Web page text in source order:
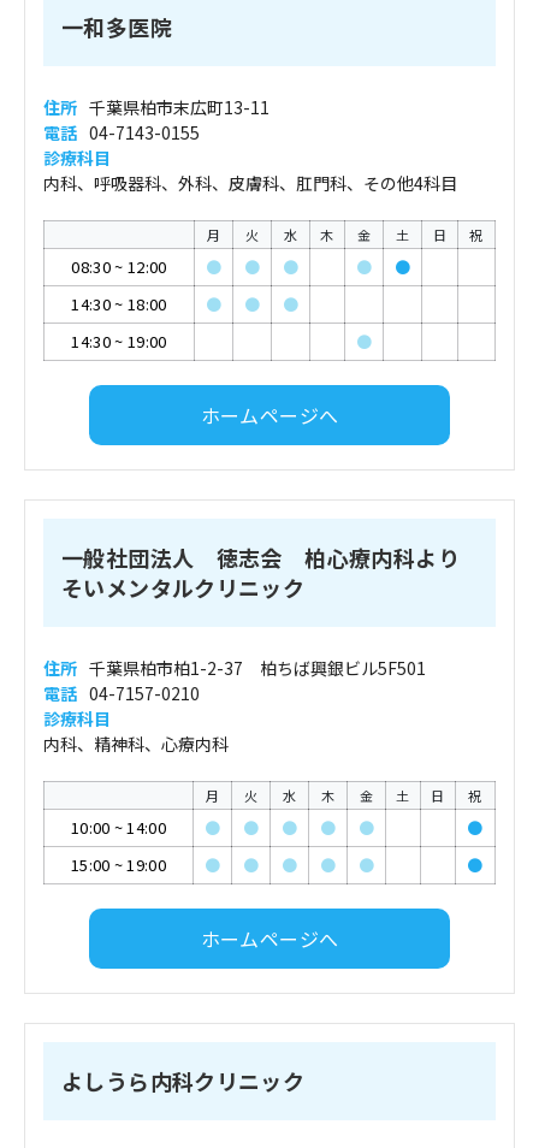
一和多医院
住所 千葉県柏市末広町13-11
電話 04-7143-0155
診療科目
内科、呼吸器科、外科、皮膚科、肛門科、その他4科目
月 火 水 木 金 土 日 祝
08:30~ 12:00 ● ● ● ●
●
14:30~ 18:00 ● ●
●
14:30~ 19:00 ●
ホームページへ
一般社団法人 徳志会 柏心療内科より
そいメンタルクリニック
住所 千葉県柏市柏1-2-37 柏ちば興銀ビル5F501
電話 04-7157-0210
診療科目
内科、精神科、心療内科
月 火 水 木 金 土 日 祝
10:00 ~14:00 ● ● ● ● ●
●
15:00 ~19:00 ● ● ● ● ● ●
ホームページへ
よしうら内科クリニック